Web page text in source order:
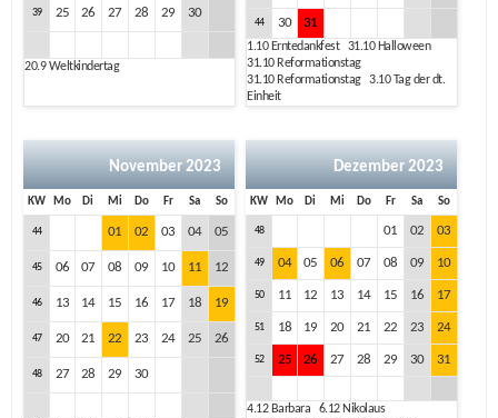
39 25 26 27 28 29 30
20.9Weltkindertag
44 30 31
1.10Erntedankfest 31.10Halloween
31.10Reformationstag
31.10Reformationstag 3.10Tag der dt.
Einheit
November 2023
KW Mo Di Mi Do Fr Sa So
44 01 02 03 04 05
45 06 07 08 09 10 11 12
46 13 14 15 16 17 18 19
47 20 21 22 23 24 25 26
48 27 28 29 30
Dezember 2023
KW Mo Di Mi Do Fr Sa So
48 01 02 03
49 04 05 06 07 08 09 10
50 11 12 13 14 15 16 17
51 18 19 20 21 22 23 24
52 25 26 27 28 29 30 31
4.12Barbara 6.12Nikolaus